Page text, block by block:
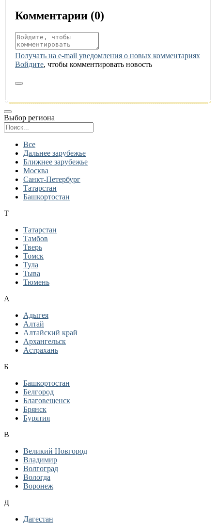
Комментарии (0)
Получать на e‑mail уведомления о новых комментариях
Войдите, чтобы комментировать новость
Выбор региона
Все
Дальнее зарубежье
Ближнее зарубежье
Москва
Санкт-Петербург
Татарстан
Башкортостан
Т
Татарстан
Тамбов
Тверь
Томск
Тула
Тыва
Тюмень
А
Адыгея
Алтай
Алтайский край
Архангельск
Астрахань
Б
Башкортостан
Белгород
Благовещенск
Брянск
Бурятия
В
Великий Новгород
Владимир
Волгоград
Вологда
Воронеж
Д
Дагестан